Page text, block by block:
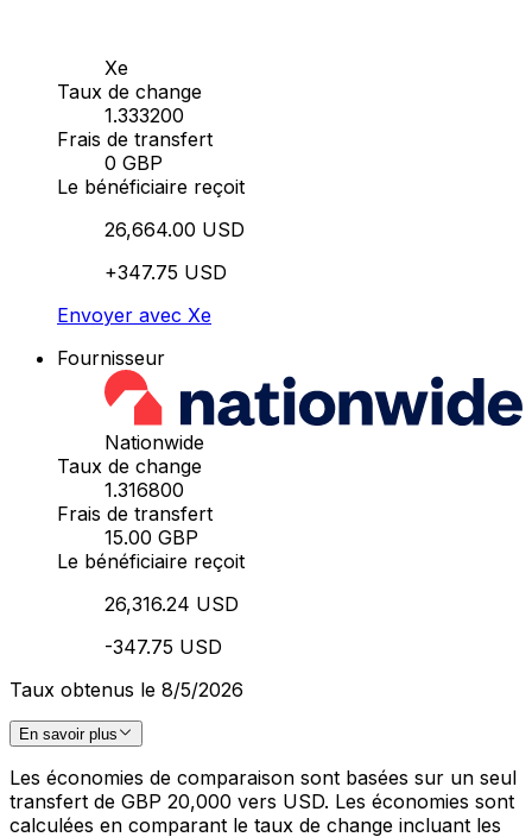
Xe
Taux de change
1.333200
Frais de transfert
0 GBP
Le bénéficiaire reçoit
26,664.00 USD
+347.75 USD
Envoyer avec Xe
Fournisseur
Nationwide
Taux de change
1.316800
Frais de transfert
15.00 GBP
Le bénéficiaire reçoit
26,316.24 USD
-347.75 USD
Taux obtenus le 8/5/2026
En savoir plus
Les économies de comparaison sont basées sur un seul
transfert de GBP 20,000 vers USD. Les économies sont
calculées en comparant le taux de change incluant les